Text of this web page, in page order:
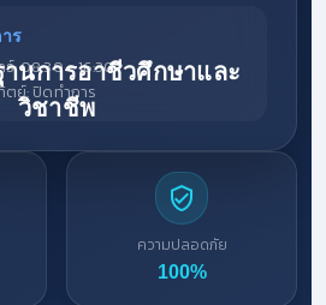
นการอาชีวศึกษาและ
วิชาชีพ
ร
: 08:30 - 16:30
ตย์: ปิดทำการ
ความปลอดภัย
100%